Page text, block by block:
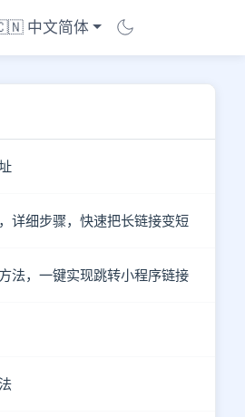
中文简体
详细步骤，快速把长链接变短
法，一键实现跳转小程序链接